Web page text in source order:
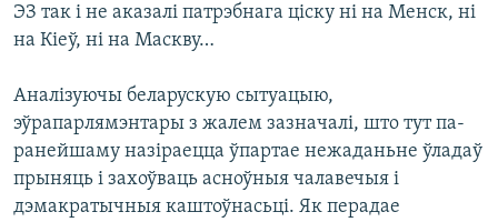
ЭЗ так і не аказалі патрэбнага ціску ні на Менск, ні
на Кіеў, ні на Маскву…
Аналізуючы беларускую сытуацыю,
эўрапарлямэнтары з жалем зазначалі, што тут па-
ранейшаму назіраецца ўпартае нежаданьне ўладаў
прыняць і захоўваць асноўныя чалавечыя і
дэмакратычныя каштоўнасьці. Як перадае